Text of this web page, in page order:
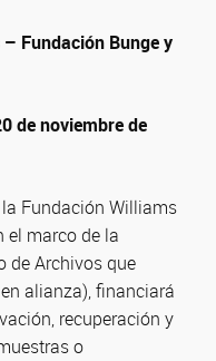
Fundación Bunge y
de noviembre de
la Fundación Williams
el marco de la
de Archivos que
alianza), financiará
recuperación y
o